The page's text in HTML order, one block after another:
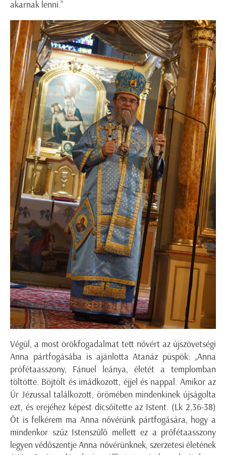
akarnak lenni.”
Végül, a most örökfogadalmat tett nővért az újszövetségi
Anna pártfogásába is ajánlotta Atanáz püspök: „Anna
prófétaasszony, Fánuel leánya, életét a templomban
töltötte. Böjtölt és imádkozott, éjjel és nappal. Amikor az
Úr Jézussal találkozott, örömében mindenkinek újságolta
ezt, és erejéhez képest dicsőítette az Istent. (Lk 2,36-38)
Őt is felkérem ma Anna nővérünk pártfogására, hogy a
mindenkor szűz Istenszülő mellett ez a prófétaasszony
legyen védőszentje Anna nővérünknek, szerzetesi életének